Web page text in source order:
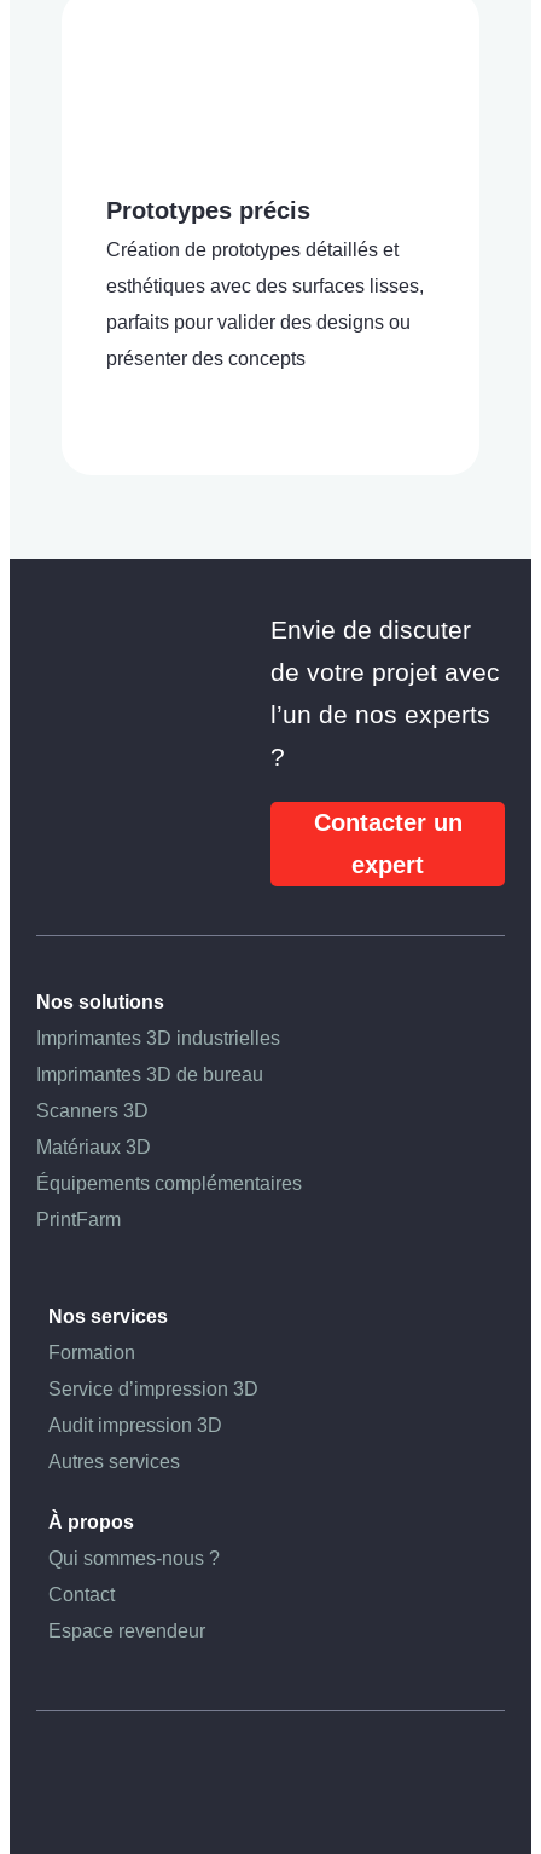
Prototypes précis
Création de prototypes détaillés et
esthétiques avec des surfaces lisses,
parfaits pour valider des designs ou
présenter des concepts
Envie de discuter
de votre projet avec
l’un de nos experts
?
Contacter un
expert
Nos solutions
Imprimantes 3D industrielles
Imprimantes 3D de bureau
Scanners 3D
Matériaux 3D
Équipements complémentaires
PrintFarm
Nos services
Formation
Service d’impression 3D
Audit impression 3D
Autres services
À propos
Qui sommes-nous ?
Contact
Espace revendeur